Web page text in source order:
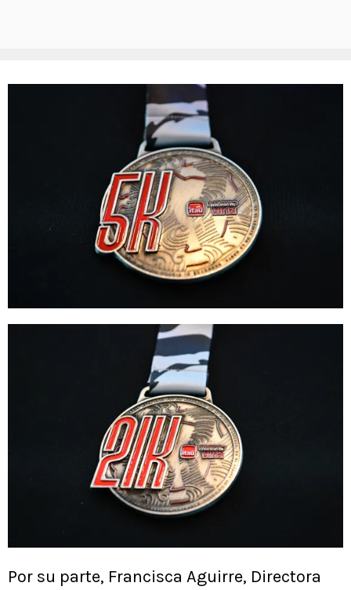
Por su parte, Francisca Aguirre, Directora